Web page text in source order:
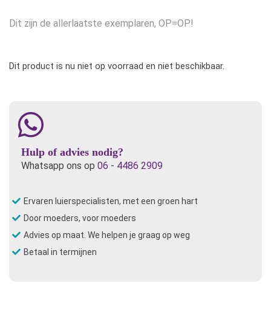
Dit zijn de allerlaatste exemplaren, OP=OP!
Dit product is nu niet op voorraad en niet beschikbaar.
Hulp of advies nodig?
Whatsapp ons op 06 - 4486 2909
Ervaren luierspecialisten, met een groen hart
Door moeders, voor moeders
Advies op maat. We helpen je graag op weg
Betaal in termijnen